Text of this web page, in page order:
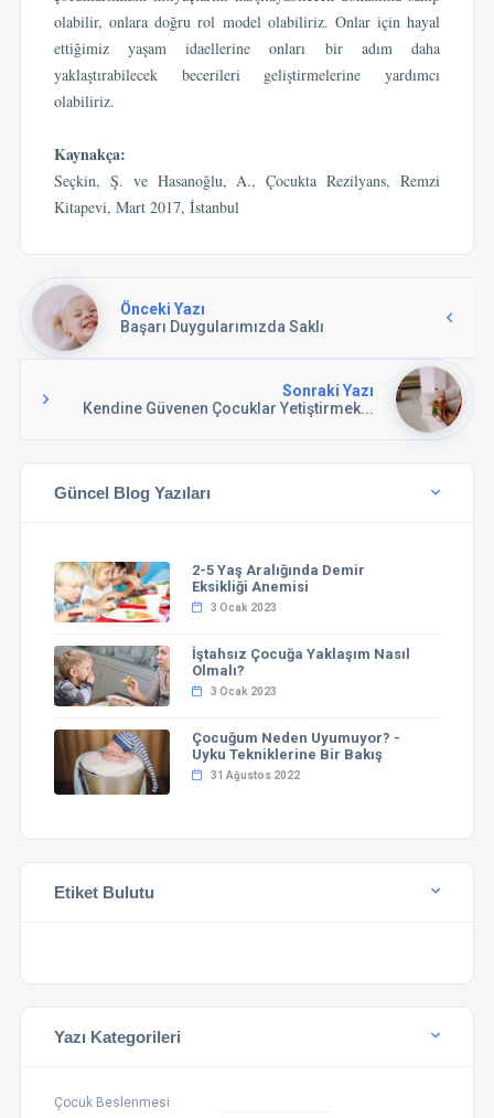
olabilir, onlara doğru rol model olabiliriz. Onlar için hayal
ettiğimiz yaşam idaellerine onları bir adım daha
yaklaştırabilecek becerileri geliştirmelerine yardımcı
olabiliriz.
Kaynakça:
Seçkin, Ş. ve Hasanoğlu, A., Çocukta Rezilyans, Remzi
Kitapevi, Mart 2017, İstanbul
Önceki Yazı
Başarı Duygularımızda Saklı
Sonraki Yazı
Kendine Güvenen Çocuklar Yetiştirmek...
Güncel Blog Yazıları
2-5 Yaş Aralığında Demir
Eksikliği Anemisi
3 Ocak 2023
İştahsız Çocuğa Yaklaşım Nasıl
Olmalı?
3 Ocak 2023
Çocuğum Neden Uyumuyor? -
Uyku Tekniklerine Bir Bakış
31 Ağustos 2022
Etiket Bulutu
Yazı Kategorileri
Çocuk Beslenmesi